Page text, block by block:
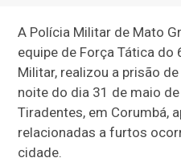
A Polícia Militar de Mato
equipe de Força Tática do
Militar, realizou a prisão
noite do dia 31 de maio
Tiradentes, em Corumbá,
relacionadas a furtos
cidade.